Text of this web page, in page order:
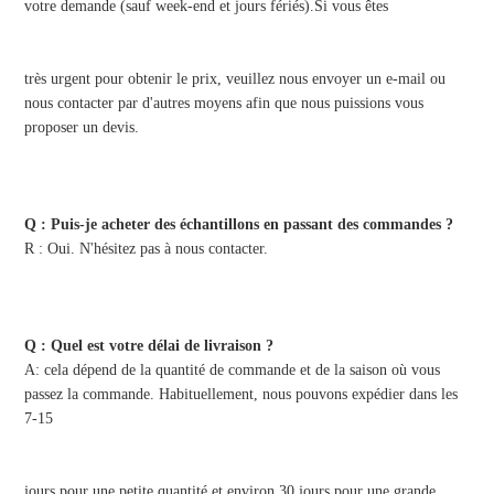
votre demande (sauf week-end et jours fériés).Si vous êtes
très urgent pour obtenir le prix, veuillez nous envoyer un e-mail ou
nous contacter par d'autres moyens afin que nous puissions vous
proposer un devis.
Q : Puis-je acheter des échantillons en passant des commandes ?
R : Oui. N'hésitez pas à nous contacter.
Q : Quel est votre délai de livraison ?
A: cela dépend de la quantité de commande et de la saison où vous
passez la commande. Habituellement, nous pouvons expédier dans les
7-15